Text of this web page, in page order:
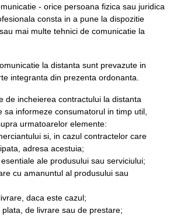
- orice persoana fizica sau juridica
consta in a pune la dispozitie
mai multe tehnici de comunicatie la
la distanta sunt prevazute in
integranta din prezenta ordonanta.
incheierea contractului la distanta
sa informeze consumatorul in timp util,
urmatoarelor elemente:
si, in cazul contractelor care
adresa acestuia;
ale produsului sau serviciului;
cu amanuntul al produsului sau
daca este cazul;
de livrare sau de prestare;